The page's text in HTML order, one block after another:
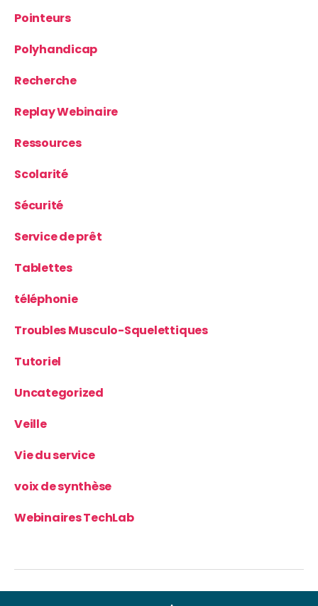
Pointeurs
Polyhandicap
Recherche
Replay Webinaire
Ressources
Scolarité
Sécurité
Service de prêt
Tablettes
téléphonie
Troubles Musculo-Squelettiques
Tutoriel
Uncategorized
Veille
Vie du service
voix de synthèse
Webinaires TechLab